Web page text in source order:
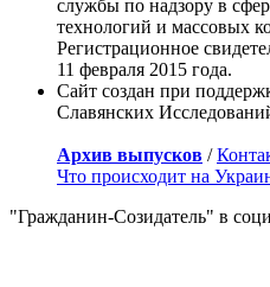
службы по надзору в
технологий и массовых
Регистрационное
11 февраля 2015 года.
Сайт создан при
Славянских
Архив выпусков /
Что происходит на
"Гражданин-Созидатель" в